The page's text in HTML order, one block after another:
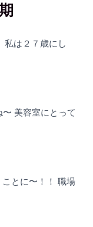
私は２７歳にし
美容室にとって
とに〜！！ 職場